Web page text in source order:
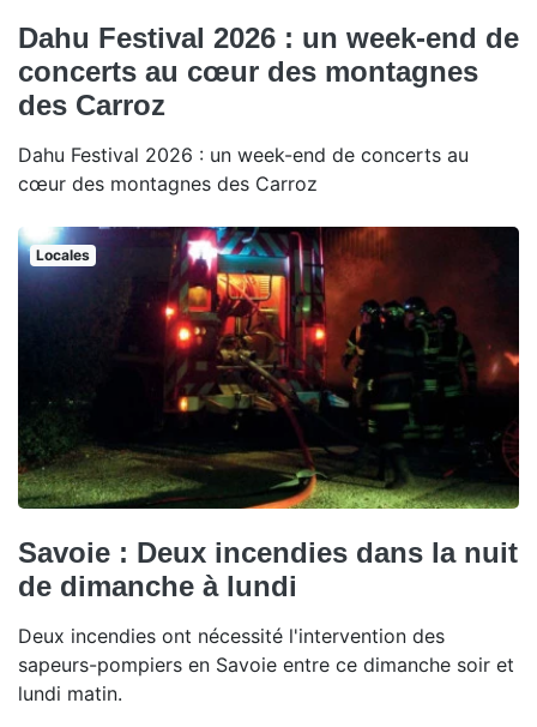
Dahu Festival 2026 : un week-end de
concerts au cœur des montagnes
des Carroz
Dahu Festival 2026 : un week-end de concerts au
cœur des montagnes des Carroz
Locales
Savoie : Deux incendies dans la nuit
de dimanche à lundi
Deux incendies ont nécessité l'intervention des
sapeurs-pompiers en Savoie entre ce dimanche soir et
lundi matin.